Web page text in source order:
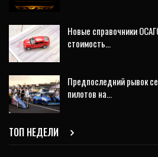
Новые справочники
стоимость…
Предпоследний рывок
пилотов на…
ТОП НЕДЕЛИ